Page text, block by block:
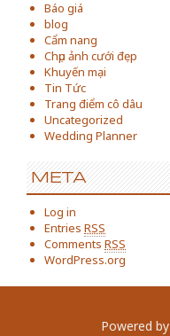
Báo giá
blog
Cẩm nang
Chụp ảnh cưới đẹp
Khuyến mại
Tin Tức
Trang điểm cô dâu
Uncategorized
Wedding Planner
META
Log in
Entries RSS
Comments RSS
WordPress.org
Powered by